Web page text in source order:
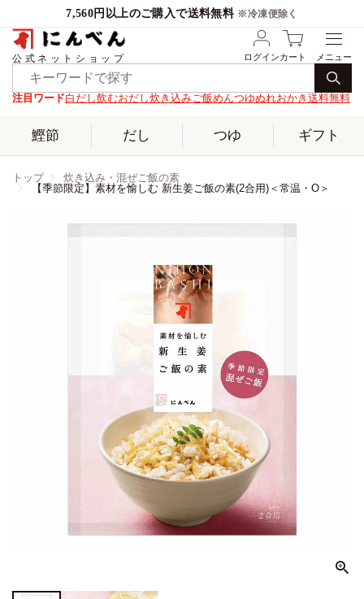
7,560円以上のご購入で送料無料 ※冷凍便除く
公式ネットショップ ログインカート
注目ワード白だし飲むおだし炊き込みご飯めんつゆぬれおかき 送料無料
鰹節 だし つゆ ギフト
トップ
炊き込み・混ぜご飯の素
【季節限定】素材を愉しむ 新生姜ご飯の素(2合用)＜常温・O＞